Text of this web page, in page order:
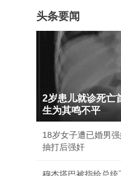
头条要闻
2岁患儿就诊死亡
生为其鸣不平
18岁女子遭已婚男
抽打后强奸